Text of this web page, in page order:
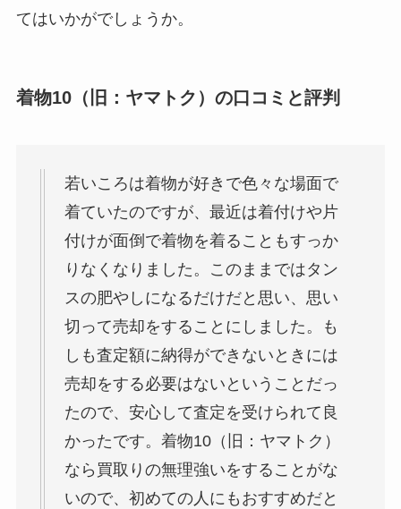
てはいかがでしょうか。
着物10（旧：ヤマトク）の口コミと評判
若いころは着物が好きで色々な場面で
着ていたのですが、最近は着付けや片
付けが面倒で着物を着ることもすっか
りなくなりました。このままではタン
スの肥やしになるだけだと思い、思い
切って売却をすることにしました。も
しも査定額に納得ができないときには
売却をする必要はないということだっ
たので、安心して査定を受けられて良
かったです。着物10（旧：ヤマトク）
なら買取りの無理強いをすることがな
いので、初めての人にもおすすめだと